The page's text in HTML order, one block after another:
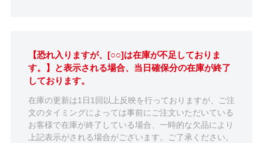
【恐れ入りますが、[○○]は在庫が不足しておりま
す。】と表示される場合、当日確保分の在庫が終了
しております。
在庫の更新は1日1回以上反映を行っておりますが、ご注
文のタイミングによっては事前にご注文いただいている
お客様で在庫が終了している場合、一時的な欠品により
上記表示がされる場合がございます。ご了承ください。